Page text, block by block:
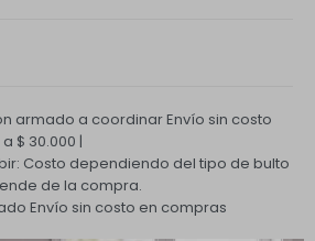
armado a coordinarEnvío sin costo
$ 30.000 |
Costo dependiendo del tipo de bulto
de la compra.
Envío sin costo en compras